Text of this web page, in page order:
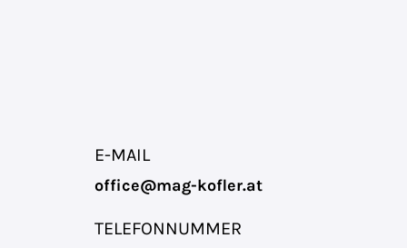
E-MAIL
office@mag-kofler.at
TELEFONNUMMER